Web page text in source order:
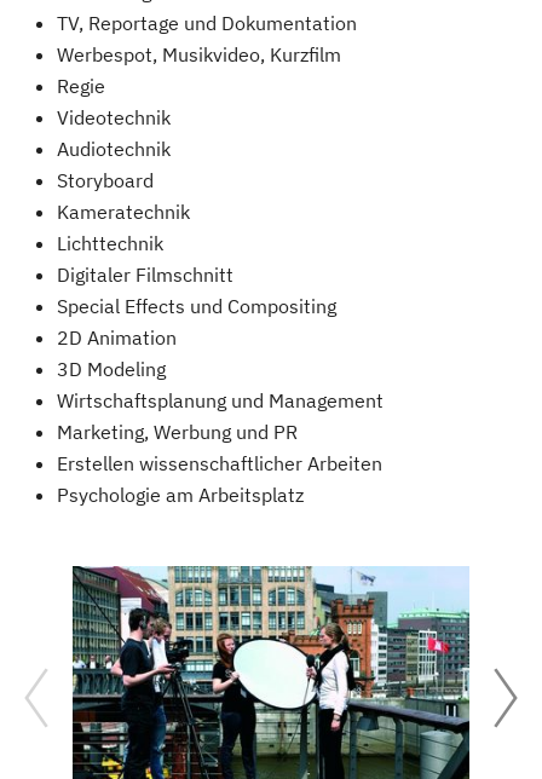
TV, Reportage und Dokumentation
Werbespot, Musikvideo, Kurzfilm
Regie
Videotechnik
Audiotechnik
Storyboard
Kameratechnik
Lichttechnik
Digitaler Filmschnitt
Special Effects und Compositing
2D Animation
3D Modeling
Wirtschaftsplanung und Management
Marketing, Werbung und PR
Erstellen wissenschaftlicher Arbeiten
Psychologie am Arbeitsplatz